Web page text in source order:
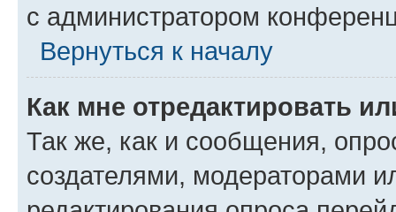
с администратором
Вернуться к началу
Как мне отредактировать
Так же, как и сообщения,
создателями, модераторами